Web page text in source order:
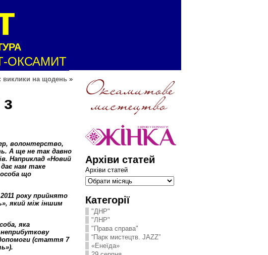
ОКСАМИТ
виклики на щодень »
волонтерство,
А ще не так давно
Наприклад «Новий
дає нам таке
що
року прийнято
який між іншим
яка
неприбуткову
(стаття 7
Архіви статей
Архіви статей
Категорії
"ДНР"
"ЛНР"
"Права справа"
“Парк мистецтв. JAZZ”
«Енеїда»